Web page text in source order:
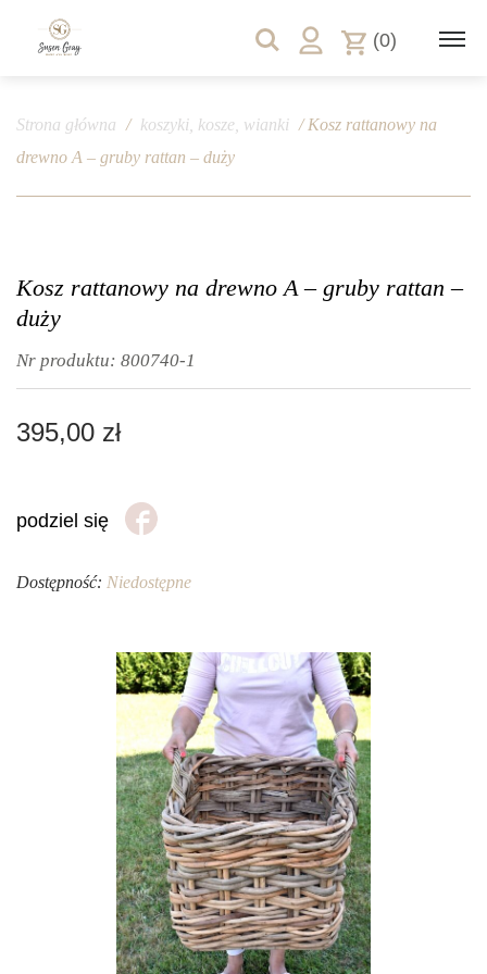
(0)
Strona główna / koszyki, kosze, wianki / Kosz rattanowy na
drewno A – gruby rattan – duży
Kosz rattanowy na drewno A – gruby rattan –
duży
Nr produktu: 800740-1
395,00 zł
podziel się
Dostępność: Niedostępne